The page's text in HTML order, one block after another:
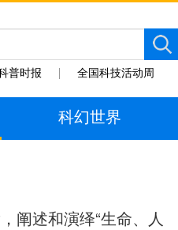
普时报 全国科技活动周
科幻世界
阐述和演绎“生命、人